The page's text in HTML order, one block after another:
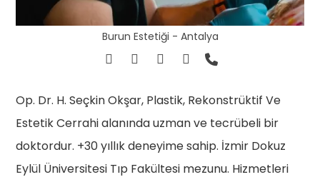
Burun Estetiği - Antalya
Op. Dr. H. Seçkin Okşar, Plastik, Rekonstrüktif Ve
Estetik Cerrahi alanında uzman ve tecrübeli bir
doktordur. +30 yıllık deneyime sahip. İzmir Dokuz
Eylül Üniversitesi Tıp Fakültesi mezunu. Hizmetleri